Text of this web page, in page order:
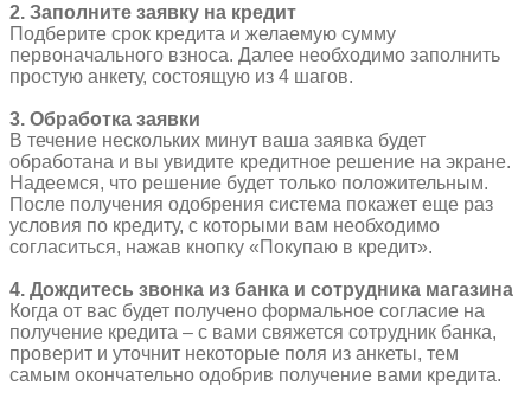
2. Заполните заявку на кредит
Подберите срок кредита и желаемую сумму
первоначального взноса. Далее необходимо заполнить
простую анкету, состоящую из 4 шагов.
3. Обработка заявки
В течение нескольких минут ваша заявка будет
обработана и вы увидите кредитное решение на экране.
Надеемся, что решение будет только положительным.
После получения одобрения система покажет еще раз
условия по кредиту, с которыми вам необходимо
согласиться, нажав кнопку «Покупаю в кредит».
4. Дождитесь звонка из банка и сотрудника магазина
Когда от вас будет получено формальное согласие на
получение кредита – с вами свяжется сотрудник банка,
проверит и уточнит некоторые поля из анкеты, тем
самым окончательно одобрив получение вами кредита.